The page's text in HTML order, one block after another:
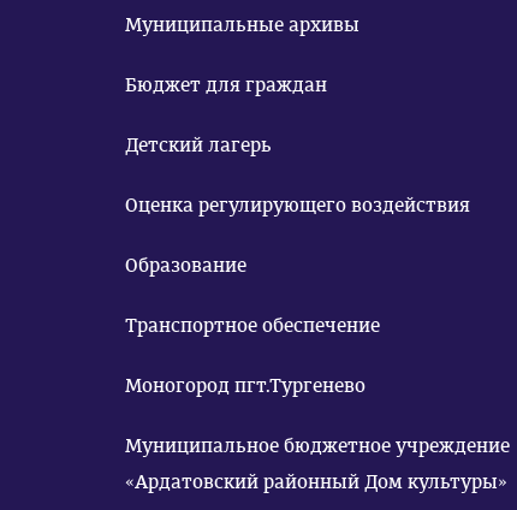
Муниципальные архивы
Бюджет для граждан
Детский лагерь
Оценка регулирующего воздействия
Образование
Транспортное обеспечение
Моногород пгт.Тургенево
Муниципальное бюджетное учреждение
«Ардатовский районный Дом культуры»